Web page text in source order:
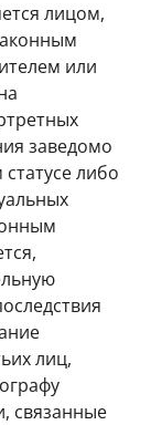
лицом,
или
заведомо
либо
лиц,
связанные